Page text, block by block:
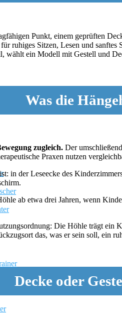
Punkt, einem geprüften
ruhiges Sitzen, Lesen und
ein Modell mit Gestell und
Was die
zugleich. Der
Praxen nutzen
in der Leseecke des
ab etwa drei Jahren, wenn
Die Höhle trägt ein
das, was er sein soll, ein
Decke oder